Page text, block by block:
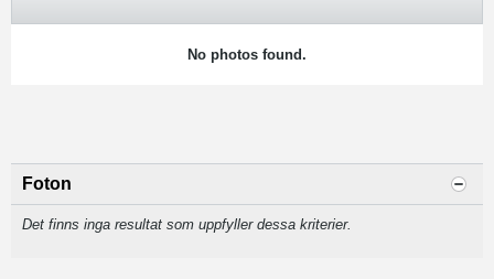
No photos found.
Foton
Det finns inga resultat som uppfyller dessa kriterier.